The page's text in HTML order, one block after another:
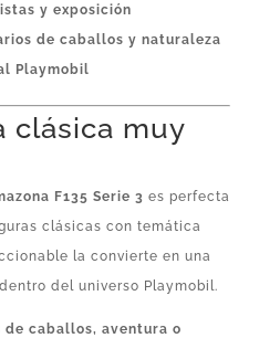
y exposición
de caballos y naturaleza
Playmobil
clásica muy
F135 Serie 3 es perfecta
clásicas con temática
la convierte en una
del universo Playmobil.
de caballos, aventura o